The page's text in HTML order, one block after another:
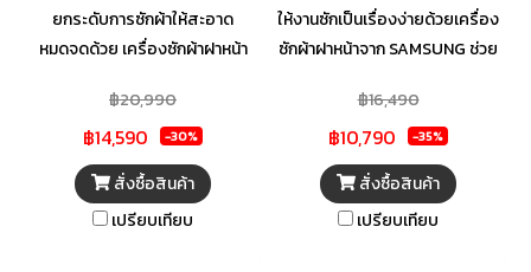
ยกระดับการซักผ้าให้สะอาด
หมดจดด้วย เครื่องซักผ้าฝาหน้า
ขจัดคราบสกปรกที่ฝังลึกบน
เสื้อผ้าให้หมดไป พร้อมมอบผ้าที่
สะอาดโดยไม่ทำร้ายใยผ้า ทั้งยัง
ช่วยขจัดกลิ่นอันไม่พึงประสงค์
เพื่อให้เครื่องแต่งกายของคุณดู
฿20,990
฿14,590 -30%
สั่งซื้อสินค้า
เปรียบเทียบ
ให้งานซักเป็นเรื่องง่ายด้วยเครื่อง
ซักผ้าฝาหน้าจาก SAMSUNG ช่วย
สะอาดล้ำลึก มาพร้อมเทคโนโลยี
Quick Wash ซักเสื้อผ้าที่เปื้อนเล็ก
น้อยได้อย่างมีประสิทธิภาพและ
รวดเร็ว
฿16,490
฿10,790 -35%
สั่งซื้อสินค้า
เปรียบเทียบ